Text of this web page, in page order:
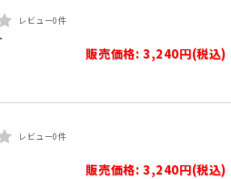
レビュー0件
販売価格: 3,240円(税込)
レビュー0件
販売価格: 3,240円(税込)